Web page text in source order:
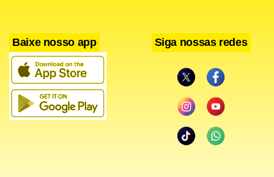
de mais de 18 milhões de residências e contribui com a
segurança do sistema interligado nacional.”
O Ibama afirmou ter sido notificado sobre a decisão e que a
encaminha para cumprimento.
O hidrograma adotado a vazão de água liberada a partir do
represamento para o funcionamento da usina é
Baixe nosso app Siga nossas redes